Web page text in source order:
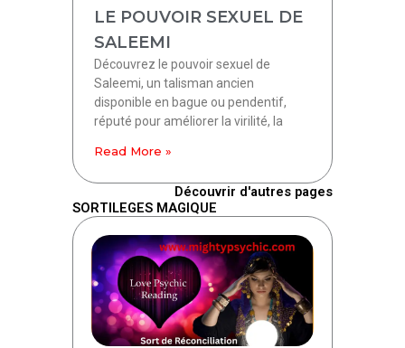
LE POUVOIR SEXUEL DE
SALEEMI
Découvrez le pouvoir sexuel de
Saleemi, un talisman ancien
disponible en bague ou pendentif,
réputé pour améliorer la virilité, la
Read More »
Découvrir d'autres pages
SORTILEGES MAGIQUE